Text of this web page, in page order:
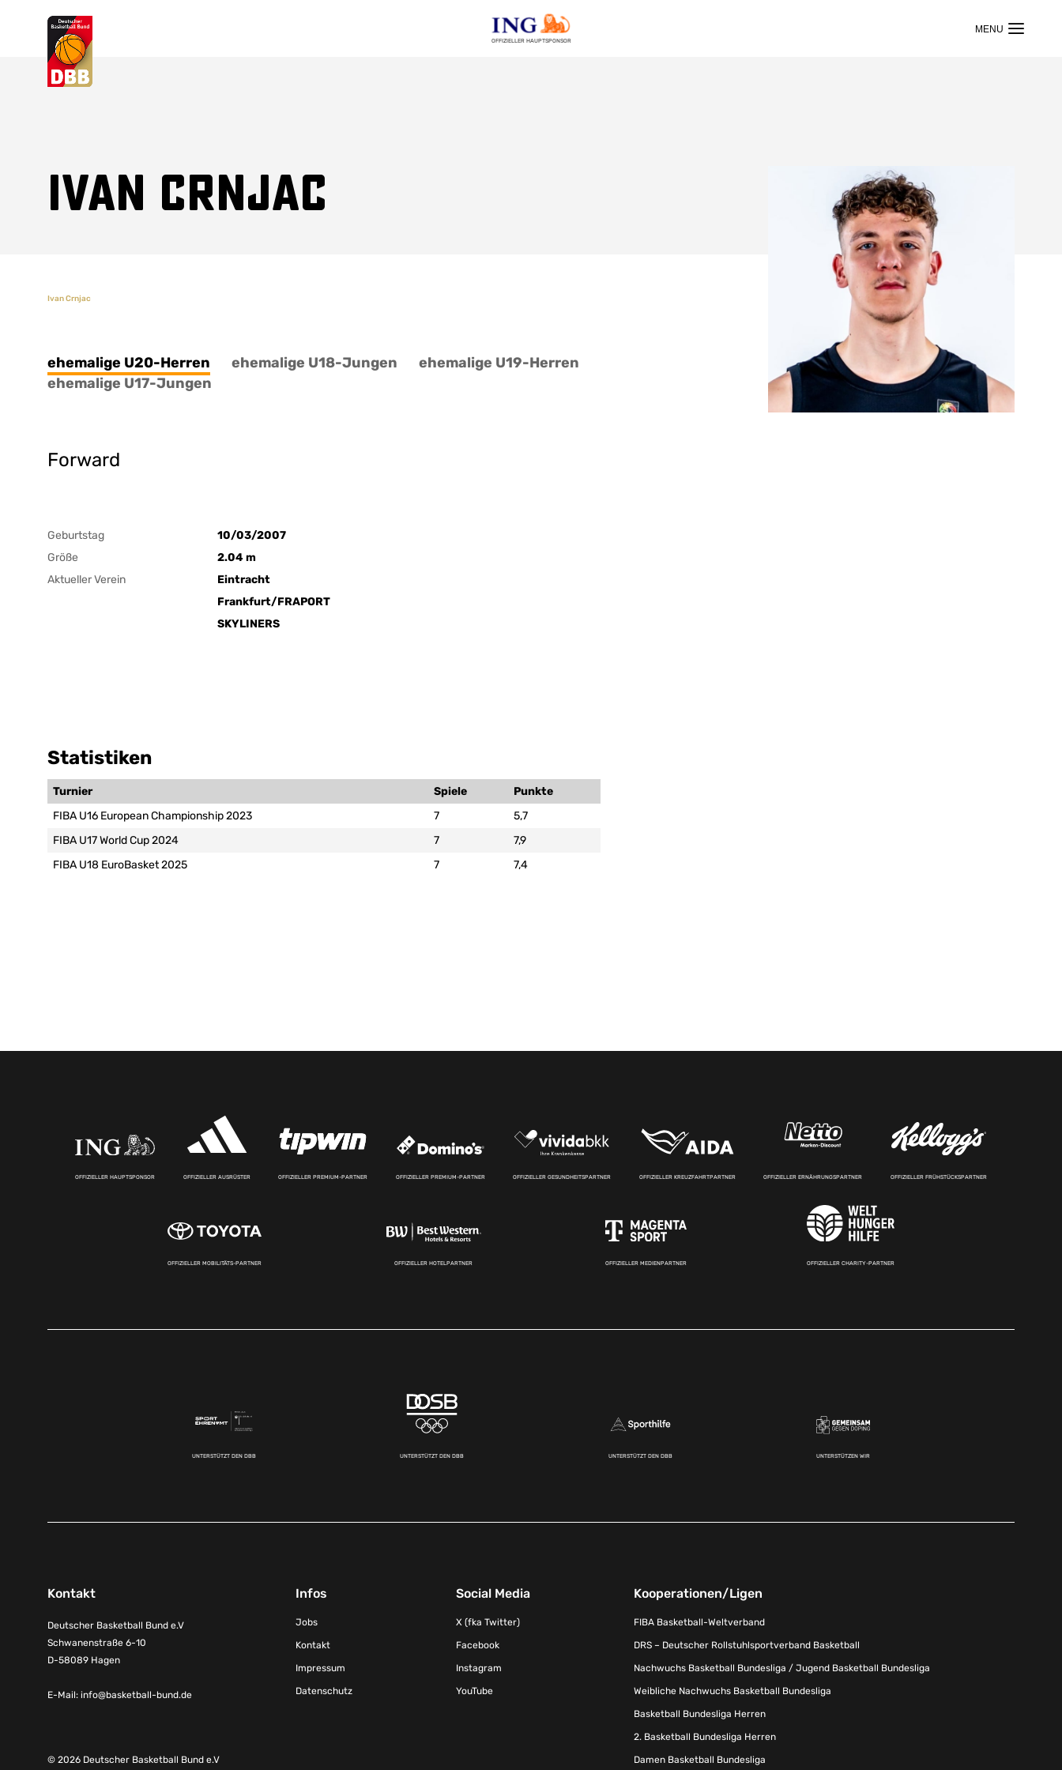
OFFIZIELLER HAUPTSPONSOR
Suchvorschläge
Ivan Crnjac
Ivan Crnjac
ehemalige U20-Herren ehemalige U18-Jungen
ehemalige U19-Herren
ehemalige U17-Jungen
Forward
Geburtstag
10/03/2007
Größe
2.04 m
Aktueller Verein
Eintracht
Frankfurt/FRAPORT
SKYLINERS
Statistiken
Turnier Spiele
Punkte
FIBA U16 European Championship 2023
7
5,7
FIBA U17 World Cup 2024
7
7,9
FIBA U18 EuroBasket 2025
7 7,4
OFFIZIELLER HAUPTSPONSOR OFFIZIELLER AUSRÜSTER OFFIZIELLER PREMIUM-PARTNER OFFIZIELLER PREMIUM-PARTNER OFFIZIELLER GESUNDHEITSPARTNER OFFIZIELLER KREUZFAHRTPARTNER OFFIZIELLER ERNÄHRUNGSPARTNER OFFIZIELLER FRÜHSTÜCKSPARTNER
OFFIZIELLER MOBILITÄTS-PARTNER OFFIZIELLER HOTELPARTNER OFFIZIELLER MEDIENPARTNER OFFIZIELLER CHARITY-PARTNER
UNTERSTÜTZT DEN DBB UNTERSTÜTZT DEN DBB UNTERSTÜTZT DEN DBB UNTERSTÜTZEN WIR
Kontakt
Deutscher Basketball Bund e.V
Schwanenstraße 6-10
D-58089 Hagen
E-Mail: info@basketball-bund.de
Infos
Jobs
Kontakt
Impressum
Datenschutz
Social Media
X (fka Twitter)
Facebook
Instagram
YouTube
Kooperationen/Ligen
FIBA Basketball-Weltverband
DRS – Deutscher Rollstuhlsportverband Basketball
Nachwuchs Basketball Bundesliga / Jugend Basketball Bundesliga
Weibliche Nachwuchs Basketball Bundesliga
Basketball Bundesliga Herren
2. Basketball Bundesliga Herren
Damen Basketball Bundesliga
© 2026 Deutscher Basketball Bund e.V